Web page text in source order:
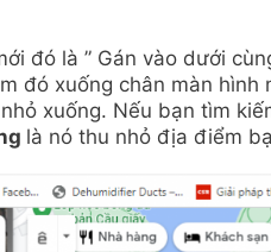
đó là ” Gán vào dưới
đó xuống chân màn hình
xuống. Nếu bạn tìm
là nó thu nhỏ địa điểm